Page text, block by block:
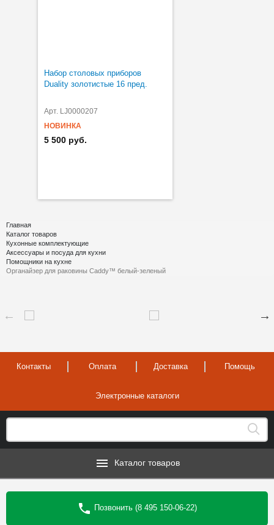
Набор столовых приборов
Duality золотистые 16 пред.
Арт. LJ0000207
НОВИНКА
5 500 руб.
Главная
Каталог товаров
Кухонные комплектующие
Аксессуары и посуда для кухни
Помощники на кухне
Органайзер для раковины Caddy™ белый-зеленый
Контакты Оплата Доставка Помощь
Электронные каталоги
Каталог товаров
Позвонить (8 495 150-06-22)